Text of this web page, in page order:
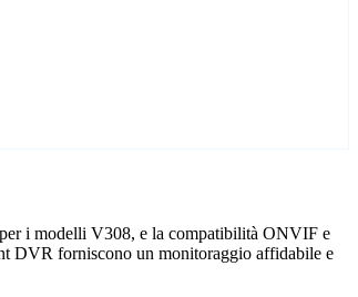
i modelli V308, e la compatibilità ONVIF e
DVR forniscono un monitoraggio affidabile e